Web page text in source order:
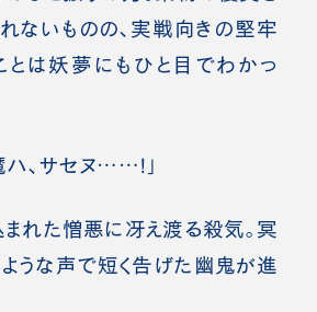
ないものの、実戦向きの堅牢
とは妖夢にもひと目でわかっ
ハ、サセヌ……!」
れた憎悪に冴え渡る殺気。冥
うな声で短く告げた幽鬼が進